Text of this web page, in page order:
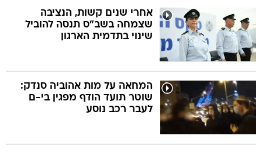
אחרי שנים קשות, הנציבה
שצמחה בשב"ס תנסה להוביל
שינוי בתדמית הארגון
המחאה על מות אהוביה סנדק:
שוטר תועד הודף מפגין בי-ם
לעבר רכב נוסע